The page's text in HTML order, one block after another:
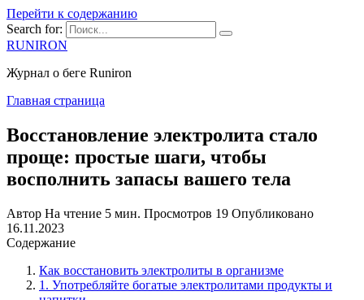
Перейти к содержанию
Search for:
RUNIRON
Журнал о беге Runiron
Главная страница
Восстановление электролита стало
проще: простые шаги, чтобы
восполнить запасы вашего тела
Автор На чтение 5 мин. Просмотров 19 Опубликовано
16.11.2023
Содержание
Как восстановить электролиты в организме
1. Употребляйте богатые электролитами продукты и